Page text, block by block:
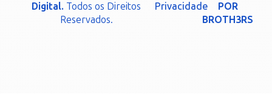
Digital. Todos os Direitos
Reservados.
Privacidade
POR
BROTH3RS